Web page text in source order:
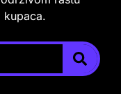
kupaca.